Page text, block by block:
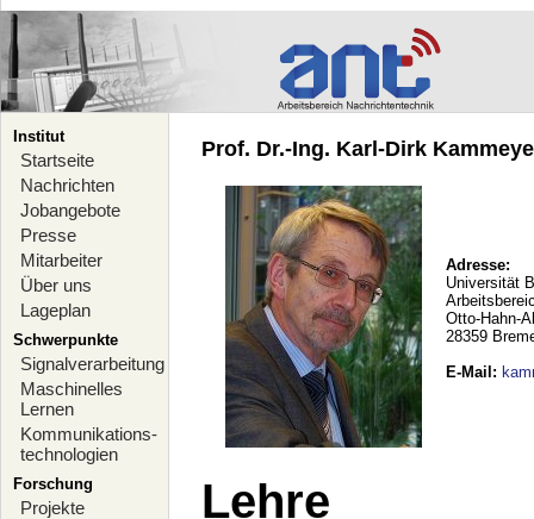
Institut
Startseite
Nachrichten
Jobangebote
Presse
Mitarbeiter
Über uns
Lageplan
Schwerpunkte
Signalverarbeitung
Maschinelles
Lernen
Kommunikations-
technologien
Forschung
Projekte
Prof. Dr.-Ing. Karl-Dirk
Adresse:
Universität
Otto-Hahn-
28359
E-Mail :
Lehre